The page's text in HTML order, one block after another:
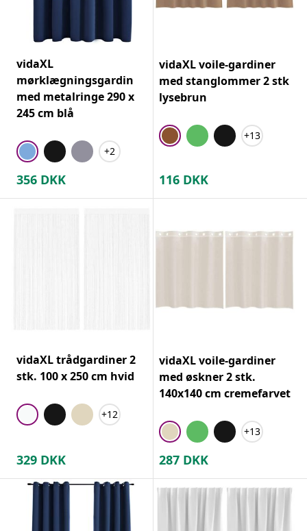
vidaXL
mørklægningsgardin
med metalringe 290 x
245 cm blå
+2
356 DKK
vidaXL voile-gardiner
med stanglommer 2 stk
lysebrun
+13
116 DKK
vidaXL trådgardiner 2
stk. 100 x 250 cm hvid
+12
329 DKK
vidaXL voile-gardiner
med øskner 2 stk.
140x140 cm cremefarvet
+13
287 DKK